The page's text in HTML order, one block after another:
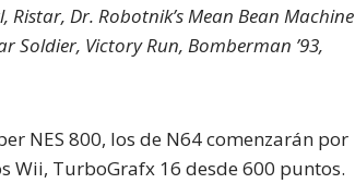
Dr. Robotnik’s Mean Bean Machine
Soldier, Victory Run, Bomberman ’93,
NES 800, los de N64 comenzarán por
Wii, TurboGrafx 16 desde 600 puntos.